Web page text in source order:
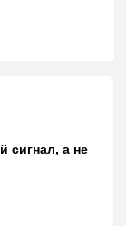
сигнал, а не